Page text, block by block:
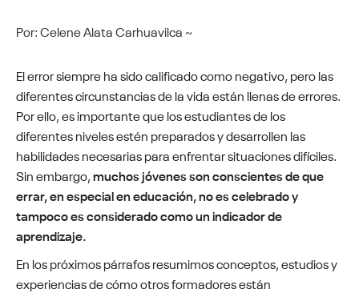
Por: Celene Alata Carhuavilca ~
El error siempre ha sido calificado como negativo, pero las
diferentes circunstancias de la vida están llenas de errores.
Por ello, es importante que los estudiantes de los
diferentes niveles estén preparados y desarrollen las
habilidades necesarias para enfrentar situaciones difíciles.
Sin embargo,muchos jóvenes son conscientes de que
errar, en especial en educación, no es celebrado y
tampoco es considerado como un indicador de
aprendizaje.
En los próximos párrafos resumimos conceptos, estudios y
experiencias de cómo otros formadores están